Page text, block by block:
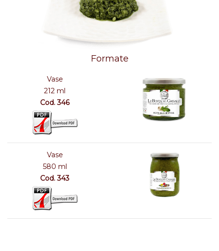
Formate
Vase
212 ml
Cod. 346
Vase
580 ml
Cod. 343